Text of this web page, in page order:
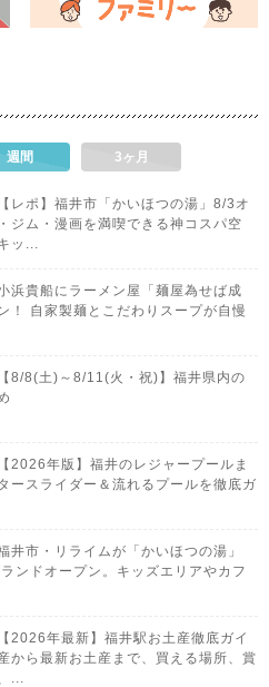
週間 3ヶ月
レポ】福井市「かいほつの湯」8/3オ
ジム・漫画を満喫できる神コスパ空
ッ...
浜貴船にラーメン屋「麺屋為せば成
！ 自家製麺とこだわりスープが自慢
【8/8(土)～8/11(火・祝)】福井県内の
2026年版】福井のレジャープールま
ースライダー＆流れるプールを徹底ガ
井市・リライムが「かいほつの湯」
ンドオープン。キッズエリアやカフ
2026年最新】福井駅お土産徹底ガイ
から最新お土産まで、買える場所、賞
...